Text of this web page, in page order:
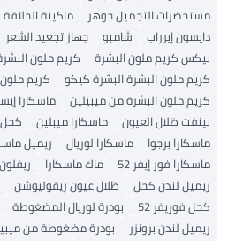
مستحضرات التجميل جوهر
ماكينة الحلاقة
دايسون إيرراب
شامبو جهاز تجعيد الشعر
نيكس كريم ملون البشرة
كريم ملون
كريم ملون البشرة البشرة كيكو
كريم
كريم ملون البشرة من ميبيلين
ماسكارا
بينفت ظلال العيون
ماسكارا ميبلين
ماسكارا برجوا
ماسكارا لوريال ريميل
ماسكارا فور إيفر 52
ماك ماسكارا
ريميل لندن كحل
ظلال عيون ريفوليوشن
كحل فوريفر 52
بودرة لوريال المضغوطة
ريميل لندن برونزر
بودرة مضغوطة من